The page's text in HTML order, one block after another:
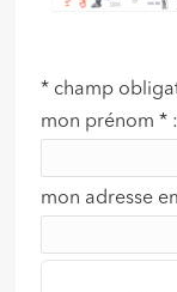
* champ
mon prénom* :
mon adresse